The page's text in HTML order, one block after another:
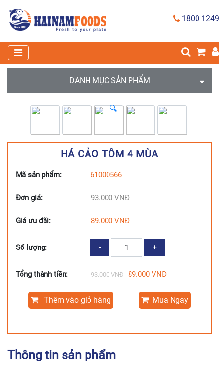
1800 1249
DANH MỤC SẢN PHẨM
🔍
HÁ CẢO TÔM 4 MÙA
Mã sản phẩm: 61000566
Đơn giá: 93.000VNĐ
Giá ưu đãi: 89.000 VNĐ
Số lượng:
TÔM
4
MÙA
số
lượng
Tổng thành tiền: 93.000VNĐ 89.000 VNĐ
Thêm vào giỏ hàng Mua Ngay
Thông tin sản phẩm